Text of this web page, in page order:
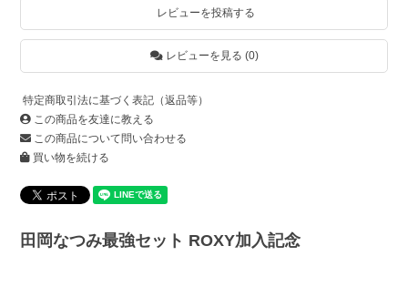
レビューを投稿する
レビューを見る (0)
特定商取引法に基づく表記（返品等）
この商品を友達に教える
この商品について問い合わせる
買い物を続ける
田岡なつみ最強セット ROXY加入記念